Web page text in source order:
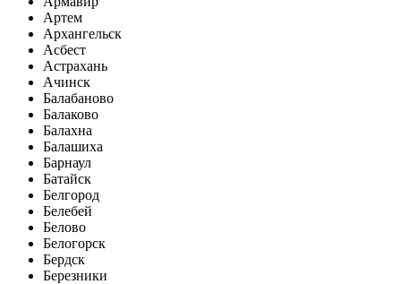
Артем
Архангельск
Асбест
Астрахань
Ачинск
Балабаново
Балаково
Балахна
Балашиха
Барнаул
Батайск
Белгород
Белебей
Белово
Белогорск
Бердск
Березники